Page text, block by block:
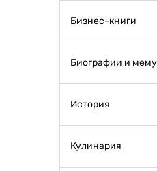
Бизнес-книги
Биографии и
История
Кулинария